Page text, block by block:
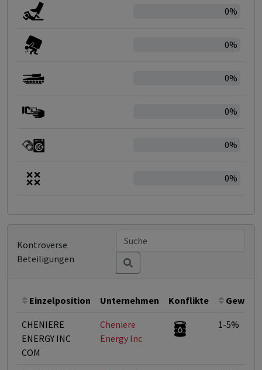
0%
0%
0%
0%
0%
0%
Kontroverse
Beteiligungen
Einzelposition Unternehmen Konflikte
CHENIERE
ENERGY INC
COM
Cheniere
Energy Inc
1-5%